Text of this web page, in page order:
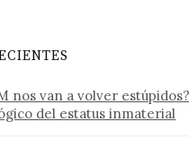
nos van a volver
del estatus inmaterial